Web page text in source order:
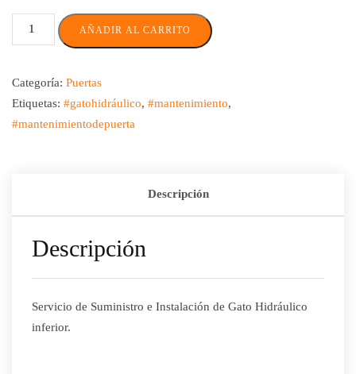
AÑADIR AL CARRITO
Categoría: Puertas
Etiquetas: #gatohidráulico, #mantenimiento,
#mantenimientodepuerta
Descripción
Descripción
Servicio de Suministro e Instalación de Gato Hidráulico
inferior.